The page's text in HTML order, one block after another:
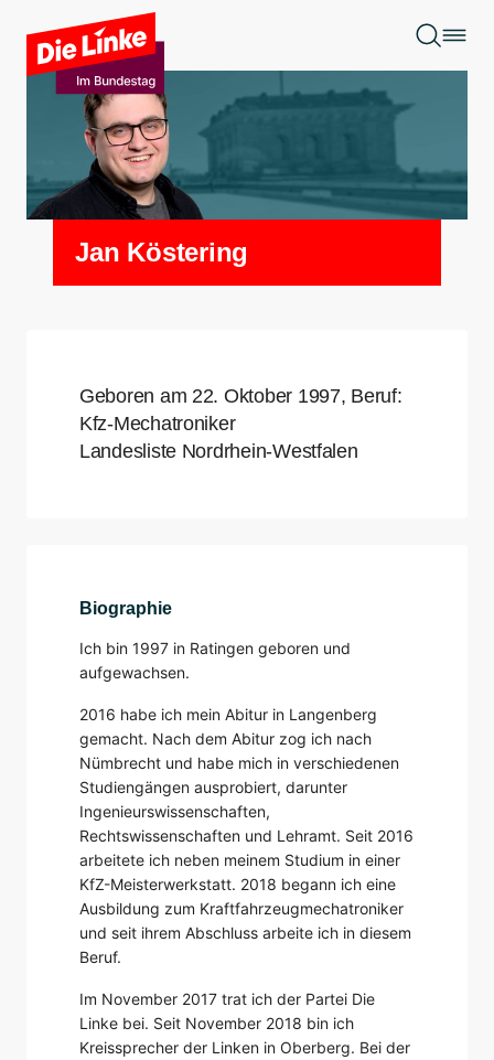
Zum Hauptinhalt springen
Jan Köstering
Geboren am 22. Oktober 1997, Beruf:
Kfz-Mechatroniker
Landesliste Nordrhein-Westfalen
Biographie
Ich bin 1997 in Ratingen geboren und
aufgewachsen.
2016 habe ich mein Abitur in Langenberg
gemacht. Nach dem Abitur zog ich nach
Nümbrecht und habe mich in verschiedenen
Studiengängen ausprobiert, darunter
Ingenieurswissenschaften,
Rechtswissenschaften und Lehramt. Seit 2016
arbeitete ich neben meinem Studium in einer
KfZ-Meisterwerkstatt. 2018 begann ich eine
Ausbildung zum Kraftfahrzeugmechatroniker
und seit ihrem Abschluss arbeite ich in diesem
Beruf.
Im November 2017 trat ich der Partei Die
Linke bei. Seit November 2018 bin ich
Kreissprecher der Linken in Oberberg. Bei der